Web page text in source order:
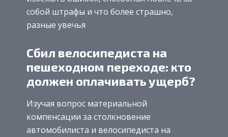
собой штрафы и что более страшно,
разные увечья
Сбил велосипедиста на
пешеходном переходе: кто
должен оплачивать ущерб?
Изучая вопрос материальной
компенсации за столкновение
автомобилиста и велосипедиста на